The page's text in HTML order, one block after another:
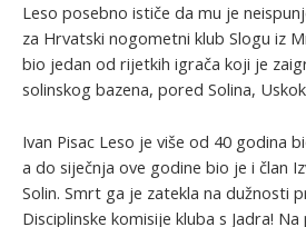
Leso posebno ističe da mu je
za Hrvatski nogometni klub Slogu iz
bio jedan od rijetkih igrača koji je
solinskog bazena, pored Solina,
Ivan Pisac Leso je više od 40 godina
a do siječnja ove godine bio je i član
Solin. Smrt ga je zatekla na dužnosti
Disciplinske komisije kluba s Jadra!